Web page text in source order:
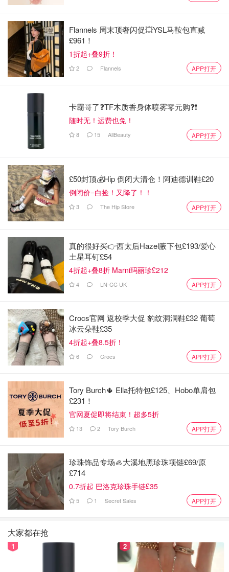
🏰 终点站是童话：14世纪护城河城堡等你探索
旅程的终点，是这座由国民信托管理的浪漫遗迹。建于14世
纪的博迪亚姆城堡被护城河环绕，堪称英国最上镜的古堡之
一。从火车车窗远眺再到亲身探索，完美复刻《唐顿庄园》
📅 出行全攻略：手把手教你完美“蒸汽火车”一日游
行程规划：冬季列车仅在特定日期运行，务必提前官网
查询发车时间
巴士（20分钟）→滕特登车站
自驾选择：从伦敦市中心出发约2小时车程
这个冬天，别再窝在家里发霉。跳上这列官方认证的“最佳
袅白烟，一起飘散在英国最美的乡村画卷里。
如果你喜欢我们的文章记得❤ 喜欢+⭐收藏+📣分享
以加小编服务号（DMxQianDuoDuo）了解更多英国优质折
扣和攻略内容~
来源：timeout.com
Flannels 周末顶奢闪促💥YSL马鞍包直减
£961！
1折起+叠9折！
2 Flannels APP打开
卡霸哥了❓TF木质香身体喷雾零元购❓❗
随时无！运费也免！
8 15 AllBeauty APP打开
£50封顶💰Hip 倒闭大清仓！阿迪德训鞋£20
倒闭价=白捡！又降了！！
3 The Hip Store APP打开
真的很好买👉西太后Hazel腋下包£193/爱心
土星耳钉£54
4折起+叠8折 Marni玛丽珍£212
4 LN-CC UK APP打开
Crocs官网 返校季大促 豹纹洞洞鞋£32 葡萄
冰云朵鞋£35
4折起+叠8.5折！
6 Crocs APP打开
Tory Burch🌵 Ella托特包£125、Hobo单肩包
£231！
官网夏促即将结束！超多5折
13 2 Tory Burch APP打开
珍珠饰品专场🦪大溪地黑珍珠项链£69/原
£714
0.7折起 巴洛克珍珠手链£35
5 1 Secret Sales APP打开
大家都在抢
1 2